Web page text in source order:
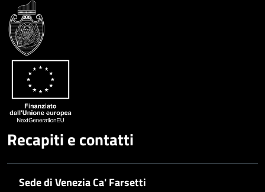
Recapiti e contatti
Sede di Venezia Ca' Farsetti